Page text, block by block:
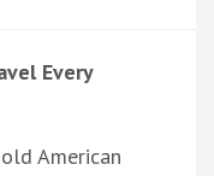
Every
American